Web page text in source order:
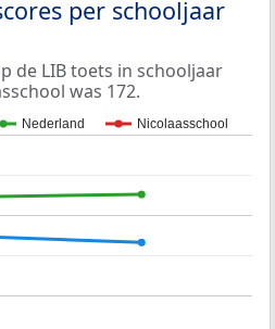
per schooljaar
de LIB toets in schooljaar
was 172.
Nederland Nicolaasschool